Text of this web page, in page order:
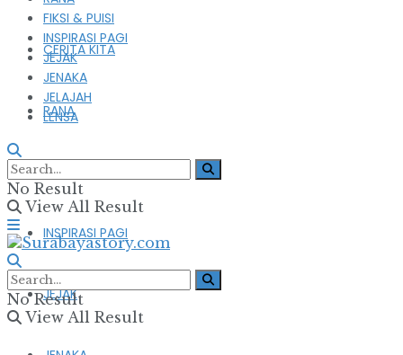
CERITA KITA
RANA
FIKSI & PUISI
INSPIRASI PAGI
JEJAK
FIKSI & PUISI
INSPIRASI PAGI
JEJAK
JENAKA
JELAJAH
LENSA
No Result
View All Result
No Result
View All Result